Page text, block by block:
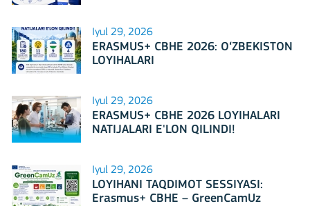
Iyul 29, 2026
ERASMUS+ CBHE 2026: O‘ZBEKISTON
LOYIHALARI
Iyul 29, 2026
ERASMUS+ CBHE 2026 LOYIHALARI
NATIJALARI E'LON QILINDI!
Iyul 29, 2026
LOYIHANI TAQDIMOT SESSIYASI:
Erasmus+ CBHE – GreenCamUz